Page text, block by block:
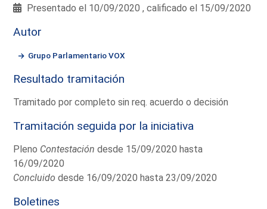
Presentado el 10/09/2020 , calificado el 15/09/2020
Autor
Grupo Parlamentario VOX
Resultado tramitación
Tramitado por completo sin req. acuerdo o decisión
Tramitación seguida por la iniciativa
Pleno Contestación desde 15/09/2020 hasta
16/09/2020
Concluido desde 16/09/2020 hasta 23/09/2020
Boletines